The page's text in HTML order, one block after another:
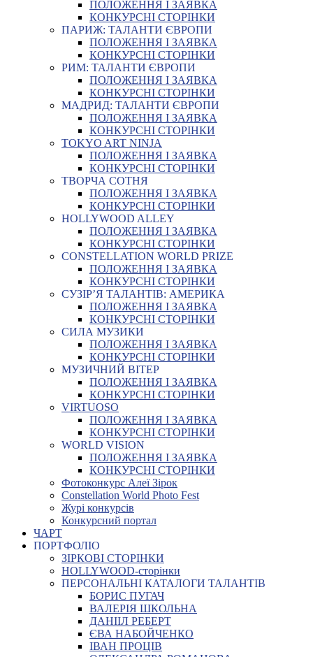
ПОЛОЖЕННЯ І ЗАЯВКА
КОНКУРСНІ СТОРІНКИ
ПАРИЖ: ТАЛАНТИ ЄВРОПИ
ПОЛОЖЕННЯ І ЗАЯВКА
КОНКУРСНІ СТОРІНКИ
РИМ: ТАЛАНТИ ЄВРОПИ
ПОЛОЖЕННЯ І ЗАЯВКА
КОНКУРСНІ СТОРІНКИ
МАДРИД: ТАЛАНТИ ЄВРОПИ
ПОЛОЖЕННЯ І ЗАЯВКА
КОНКУРСНІ СТОРІНКИ
TOKYO ART NINJA
ПОЛОЖЕННЯ І ЗАЯВКА
КОНКУРСНІ СТОРІНКИ
ТВОРЧА СОТНЯ
ПОЛОЖЕННЯ І ЗАЯВКА
КОНКУРСНІ СТОРІНКИ
HOLLYWOOD ALLEY
ПОЛОЖЕННЯ І ЗАЯВКА
КОНКУРСНІ СТОРІНКИ
CONSTELLATION WORLD PRIZE
ПОЛОЖЕННЯ І ЗАЯВКА
КОНКУРСНІ СТОРІНКИ
СУЗІР’Я ТАЛАНТІВ: АМЕРИКА
ПОЛОЖЕННЯ І ЗАЯВКА
КОНКУРСНІ СТОРІНКИ
СИЛА МУЗИКИ
ПОЛОЖЕННЯ І ЗАЯВКА
КОНКУРСНІ СТОРІНКИ
МУЗИЧНИЙ ВІТЕР
ПОЛОЖЕННЯ І ЗАЯВКА
КОНКУРСНІ СТОРІНКИ
VIRTUOSO
ПОЛОЖЕННЯ І ЗАЯВКА
КОНКУРСНІ СТОРІНКИ
WORLD VISION
ПОЛОЖЕННЯ І ЗАЯВКА
КОНКУРСНІ СТОРІНКИ
Фотоконкурс Алеї Зірок
Constellation World Photo Fest
Журі конкурсів
Конкурсний портал
ЧАРТ
ПОРТФОЛІО
ЗІРКОВІ СТОРІНКИ
HOLLYWOOD-сторінки
ПЕРСОНАЛЬНІ КАТАЛОГИ ТАЛАНТІВ
БОРИС ПУГАЧ
ВАЛЕРІЯ ШКОЛЬНА
ДАНІІЛ РЕБЕРТ
ЄВА НАБОЙЧЕНКО
ІВАН ПРОЦІВ